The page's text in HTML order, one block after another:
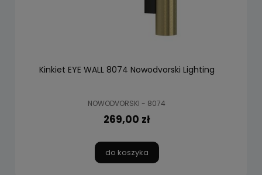
Kinkiet EYE WALL 8074 Nowodvorski Lighting
NOWODVORSKI - 8074
269,00 zł
do koszyka